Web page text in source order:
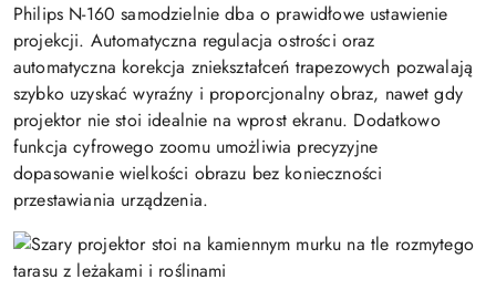
Philips N-160 samodzielnie dba o prawidłowe ustawienie
projekcji. Automatyczna regulacja ostrości oraz
automatyczna korekcja zniekształceń trapezowych pozwalają
szybko uzyskać wyraźny i proporcjonalny obraz, nawet gdy
projektor nie stoi idealnie na wprost ekranu. Dodatkowo
funkcja cyfrowego zoomu umożliwia precyzyjne
dopasowanie wielkości obrazu bez konieczności
przestawiania urządzenia.